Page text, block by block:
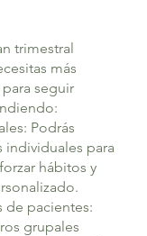
trimestral
más
seguir
Podrás
individuales para
hábitos y
de pacientes:
grupales